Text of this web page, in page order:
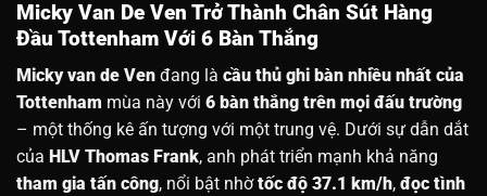
Micky Van De Ven Trở Thành Chân Sút Hàng
Đầu Tottenham Với 6 Bàn Thắng
Micky van de Ven đang là cầu thủ ghi bàn nhiều nhất của
Tottenham mùa này với 6 bàn thắng trên mọi đấu trường
– một thống kê ấn tượng với một trung vệ. Dưới sự dẫn dắt
của HLV Thomas Frank, anh phát triển mạnh khả năng
tham gia tấn công, nổi bật nhờtốc độ 37.1 km/h, đọc tình